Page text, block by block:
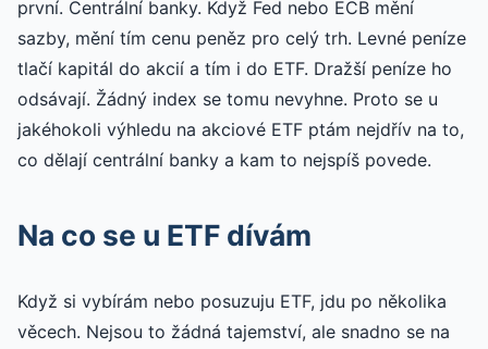
první. Centrální banky. Když Fed nebo ECB mění
sazby, mění tím cenu peněz pro celý trh. Levné peníze
tlačí kapitál do akcií a tím i do ETF. Dražší peníze ho
odsávají. Žádný index se tomu nevyhne. Proto se u
jakéhokoli výhledu na akciové ETF ptám nejdřív na to,
co dělají centrální banky a kam to nejspíš povede.
Na co se u ETF dívám
Když si vybírám nebo posuzuju ETF, jdu po několika
věcech. Nejsou to žádná tajemství, ale snadno se na